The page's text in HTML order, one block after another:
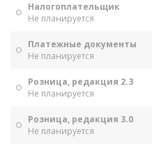
Налогоплательщик
Не планируется
Платежные документы
Не планируется
Розница, редакция 2.3
Не планируется
Розница, редакция 3.0
Не планируется